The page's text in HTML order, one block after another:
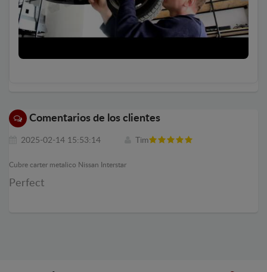
Comentarios de los clientes
2025-02-14 15:53:14 Tim
Cubre carter metalico Nissan Interstar
Perfect